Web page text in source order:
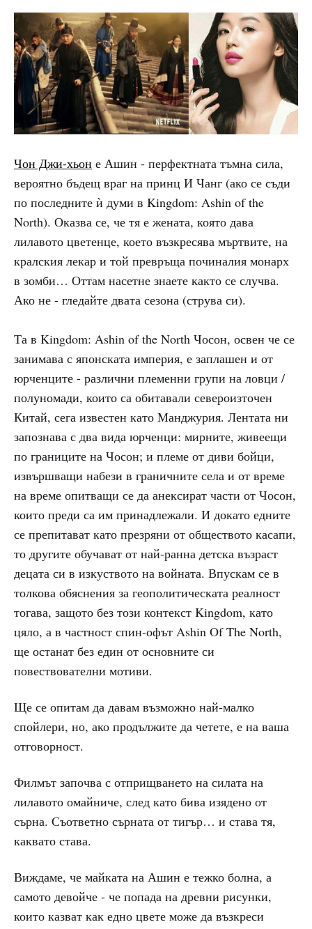
Чон Джи-хьон е Ашин - перфектната тъмна сила,
вероятно бъдещ враг на принц И Чанг (ако се съди
по последните ѝ думи в Kingdom: Ashin of the
North). Оказва се, че тя е жената, която дава
лилавото цветенце, което възкресява мъртвите, на
кралския лекар и той превръща починалия монарх
в зомби… Оттам насетне знаете както се случва.
Ако не - гледайте двата сезона (струва си).
Та в Kingdom: Ashin of the North Чосон, освен че се
занимава с японската империя, е заплашен и от
юрченците - различни племенни групи на ловци /
полуномади, които са обитавали североизточен
Китай, сега известен като Манджурия. Лентата ни
запознава с два вида юрченци: мирните, живеещи
по границите на Чосон; и племе от диви бойци,
извършващи набези в граничните села и от време
на време опитващи се да анексират части от Чосон,
които преди са им принадлежали. И докато едните
се препитават като презряни от обществото касапи,
то другите обучават от най-ранна детска възраст
децата си в изкуството на войната. Впускам се в
толкова обяснения за геополитическата реалност
тогава, защото без този контекст Kingdom, като
цяло, а в частност спин-офът Ashin Of The North,
ще останат без един от основните си
повествователни мотиви.
Ще се опитам да давам възможно най-малко
спойлери, но, ако продължите да четете, е на ваша
отговорност.
Филмът започва с отприщването на силата на
лилавото омайниче, след като бива изядено от
сърна. Съответно сърната от тигър… и става тя,
каквато става.
Виждаме, че майката на Ашин е тежко болна, а
самото девойче - че попада на древни рисунки,
които казват как едно цвете може да възкреси